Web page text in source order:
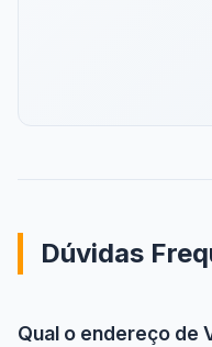
Dúvidas
Qual o endereço de